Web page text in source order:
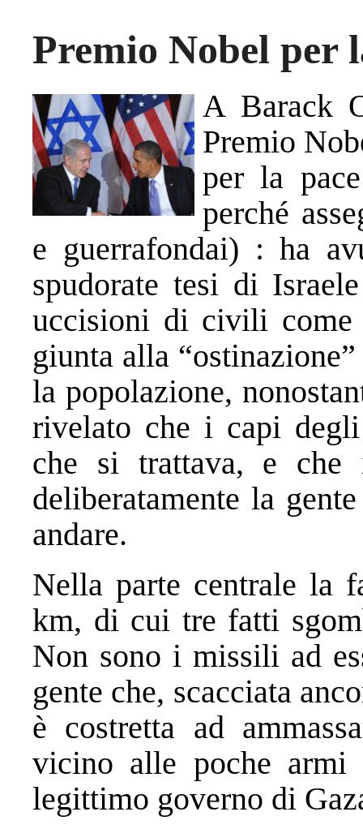
Premio Nobel per
A Barack
Premio
per la
perché
e guerrafondai) : ha
spudorate tesi di
uccisioni di civili come
giunta alla
la popolazione,
rivelato che i capi
che si trattava, e che
deliberatamente la
andare.
Nella parte centrale la
km, di cui tre fatti
Non sono i missili ad
gente che, scacciata
è costretta ad
vicino alle poche
legittimo governo di